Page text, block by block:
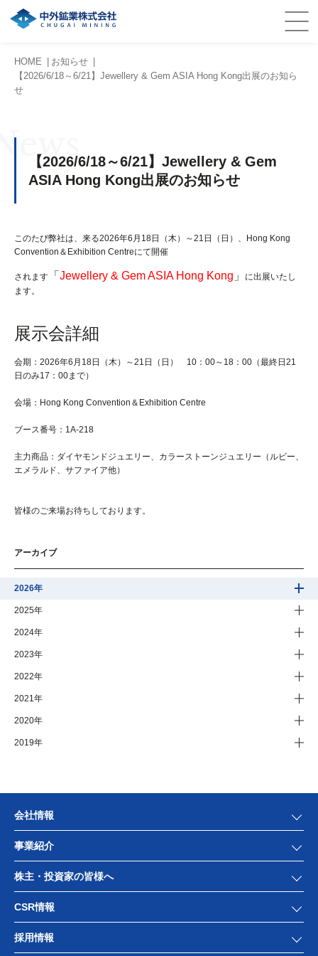
HOME
お知らせ
【2026/6/18～6/21】Jewellery & Gem ASIA Hong Kong出展のお知ら
せ
【2026/6/18～6/21】Jewellery & Gem
ASIA Hong Kong出展のお知らせ
このたび弊社は、来る2026年6月18日（木）～21日（日）、Hong Kong
Convention＆Exhibition Centreにて開催
されます 「 Jewellery & Gem ASIA Hong Kong 」
に出展いたし
ます。
展示会詳細
会期：2026年6月18日（木）～21日（日） 10：00～18：00（最終日21
日のみ17：00まで）
会場：Hong Kong Convention＆Exhibition Centre
ブース番号：1A-218
主力商品：ダイヤモンドジュエリー、カラーストーンジュエリー（ルビー、
エメラルド、サファイア他）
皆様のご来場お待ちしております。
アーカイブ
2026年
2025年
2024年
2023年
2022年
2021年
2020年
2019年
会社情報
事業紹介
株主・投資家の皆様へ
CSR情報
採用情報